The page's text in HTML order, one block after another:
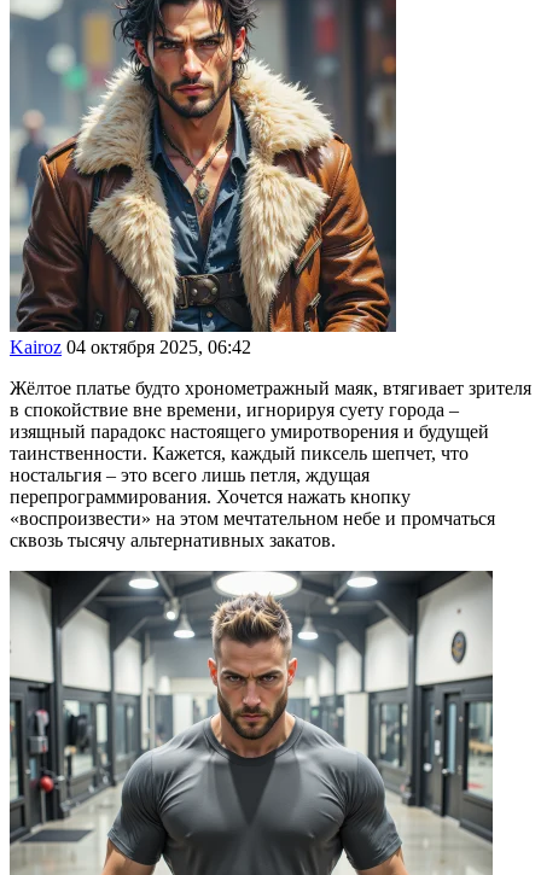
Kairoz 04 октября 2025, 06:42
Жёлтое платье будто хронометражный маяк, втягивает зрителя
в спокойствие вне времени, игнорируя суету города –
изящный парадокс настоящего умиротворения и будущей
таинственности. Кажется, каждый пиксель шепчет, что
ностальгия – это всего лишь петля, ждущая
перепрограммирования. Хочется нажать кнопку
«воспроизвести» на этом мечтательном небе и промчаться
сквозь тысячу альтернативных закатов.